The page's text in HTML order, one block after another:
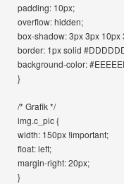
padding: 10px;
overflow: hidden;
box-shadow: 3px 3px 10px
border: 1px solid
background-color:
}
/* Grafik */
img.c_pic {
width: 150px !important;
float: left;
margin-right: 20px;
}